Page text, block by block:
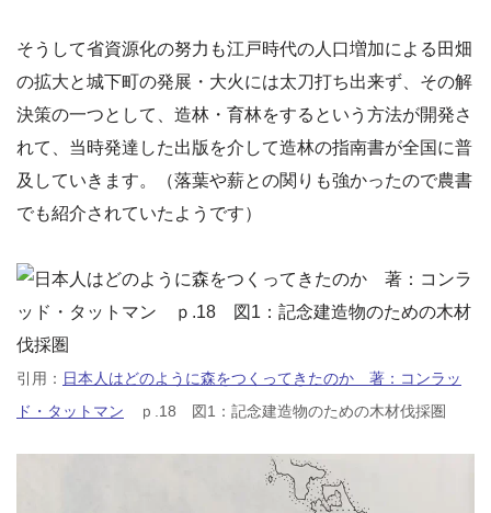
そうして省資源化の努力も江戸時代の人口増加による田畑
の拡大と城下町の発展・大火には太刀打ち出来ず、その解
決策の一つとして、造林・育林をするという方法が開発さ
れて、当時発達した出版を介して造林の指南書が全国に普
及していきます。（落葉や薪との関りも強かったので農書
でも紹介されていたようです）
引用： 日本人はどのように森をつくってきたのか 著：コンラッ
ド・タットマン ｐ.18 図1：記念建造物のための木材伐採圏